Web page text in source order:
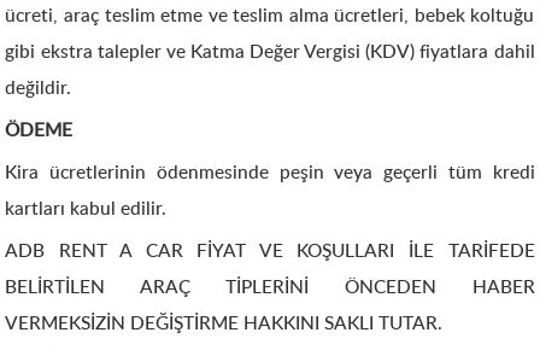
ücreti, araç teslim etme ve teslim alma ücretleri, bebek koltuğu
gibi ekstra talepler ve Katma Değer Vergisi (KDV) fiyatlara dahil
değildir.
ÖDEME
Kira ücretlerinin ödenmesinde peşin veya geçerli tüm kredi
kartları kabul edilir.
ADB RENT A CAR FİYAT VE KOŞULLARI İLE TARİFEDE
BELİRTİLEN ARAÇ TİPLERİNİ ÖNCEDEN HABER
VERMEKSİZİN DEĞİŞTİRME HAKKINI SAKLI TUTAR.